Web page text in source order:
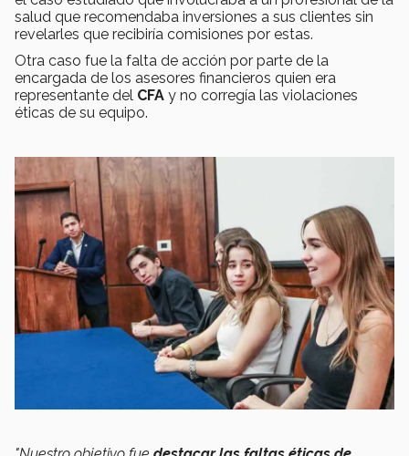
salud que recomendaba inversiones a sus clientes sin
revelarles que recibiría comisiones por estas.
Otra caso fue la falta de acción por parte de la
encargada de los asesores financieros quien era
representante del CFA y no corregía las violaciones
éticas de su equipo.